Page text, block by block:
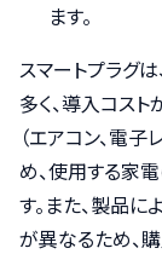
ます。
スマートプラグ
多く、導入コス
（エアコン、電
め、使用する家
す。また、製品
が異なるため、